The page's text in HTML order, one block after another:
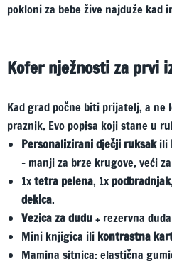
pokloni za bebe žive najduže kad
Kofer nježnosti za prvi
Kad grad počne biti prijatelj, a
praznik. Evo popisa koji stane u
Personalizirani dječji ruksakili
– manji za brze krugove, veći
1xtetra pelena, 1xpodbradnjak
dekica.
Vezica za dudu+ rezervna
Mini knjigica ili kontrastna
Mamina sitnica: elastična